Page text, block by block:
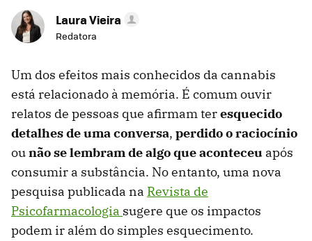
Laura Vieira
Redatora
Um dos efeitos mais conhecidos da cannabis
está relacionado à memória. É comum ouvir
relatos de pessoas que afirmam teresquecido
detalhes de uma conversa, perdido o raciocínio
ounão se lembram de algo que aconteceu após
consumir a substância. No entanto, uma nova
pesquisa publicada na Revista de
Psicofarmacologia sugere que os impactos
podem ir além do simples esquecimento.